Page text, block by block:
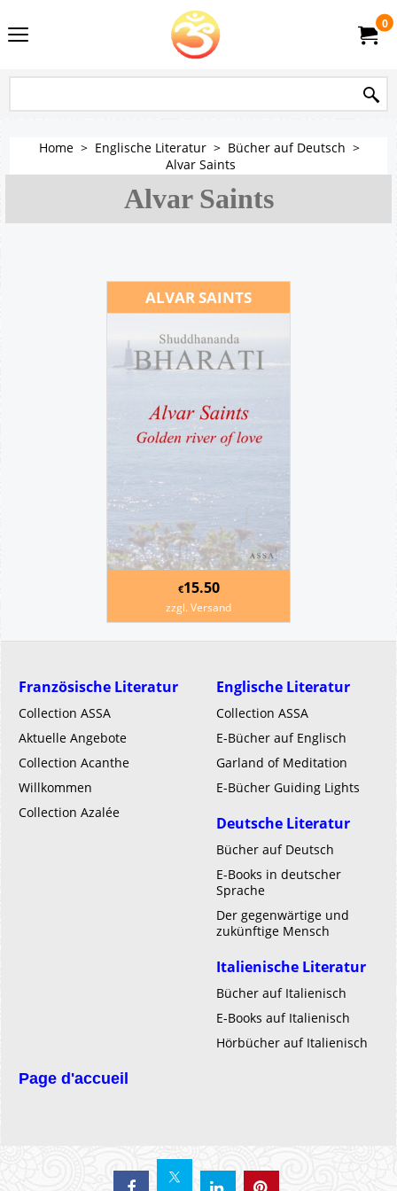
0
Home > Englische Literatur> Bücher auf Deutsch >
Alvar Saints
Alvar Saints
ALVAR SAINTS
€15.50
zzgl. Versand
Französische Literatur
Collection ASSA
Aktuelle Angebote
Collection Acanthe
Willkommen
Collection Azalée
Englische Literatur
Collection ASSA
E-Bücher auf Englisch
Garland of Meditation
E-Bücher Guiding Lights
Deutsche Literatur
Bücher auf Deutsch
E-Books in deutscher
Sprache
Der gegenwärtige und
zukünftige Mensch
Italienische Literatur
Bücher auf Italienisch
E-Books auf Italienisch
Hörbücher auf Italienisch
Page d'accueil